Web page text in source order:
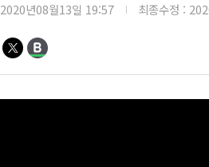
2020년08월13일 19:57 최종수정 :